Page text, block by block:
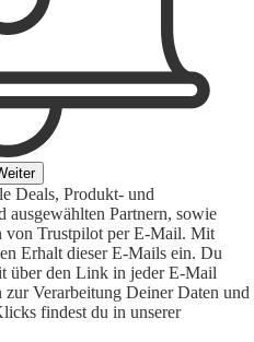
Deals, Produkt- und
ausgewählten Partnern, sowie
von Trustpilot per E-Mail. Mit
Erhalt dieser E-Mails ein. Du
über den Link in jeder E-Mail
Verarbeitung Deiner Daten und
findest du in unserer